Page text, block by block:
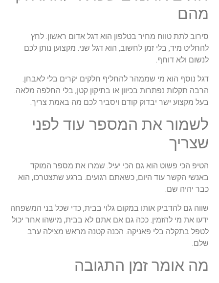
מהם
סירוב לתת טווח מחיר בטלפון הוא דגל אדום ראשון. לחץ
להחליט מיד, בלי זמן לחשוב, הוא דגל שני. מקצוען נותן לכם
לנשום ולא דוחף.
דגל נוסף הוא מי שממהר להחליף חלקים יקרים בלי לאבחן.
הרבה תקלות נפתרות בכיוון או בתיקון קטן, בלי החלפה מלאה.
בעל מקצוע ישר יבדוק קודם ויסביר לכם מה באמת צריך.
לשמור את המספר עוד לפני
שצריך
הטיפ הכי פשוט הוא גם הכי יעיל. שמרו את מספר המוקד
באנשי הקשר עוד היום, כשאתם רגועים. ברגע שתצטרכו, הוא
כבר יהיה שם.
שווה גם להדביק אותו במקום גלוי בבית, כדי שכל בני המשפחה
ידעו את מי להזמין. ככה גם אם אתם לא בבית, מישהו אחר יכול
לטפל בתקלה בלי פאניקה. הכנה קטנה מראש מצילה ערב
שלם.
מה אומר זמן התגובה